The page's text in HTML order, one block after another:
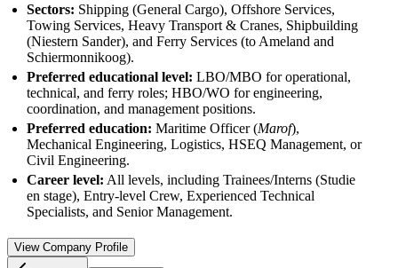
Sectors: Shipping (General Cargo), Offshore Services,
Towing Services, Heavy Transport & Cranes, Shipbuilding
(Niestern Sander), and Ferry Services (to Ameland and
Schiermonnikoog).
Preferred educational level: LBO/MBO for operational,
technical, and ferry roles; HBO/WO for engineering,
coordination, and management positions.
Preferred education: Maritime Officer (Marof),
Mechanical Engineering, Logistics, HSEQ Management, or
Civil Engineering.
Career level: All levels, including Trainees/Interns (Studie
en stage), Entry-level Crew, Experienced Technical
Specialists, and Senior Management.
View Company Profile